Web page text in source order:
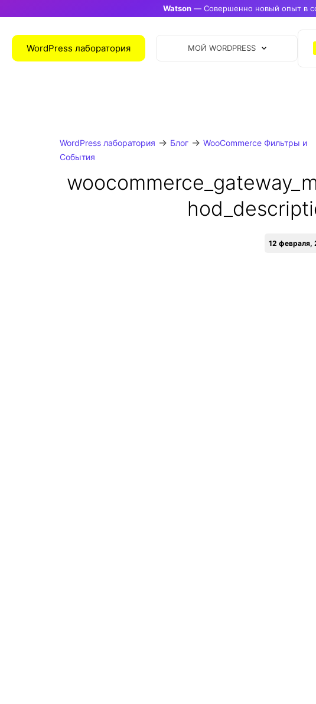
Watson — Совершенно новый опыт в
WordPress лаборатория МОЙ WORDPRESS
WordPress лаборатория → Блог→ WooCommerce Фильтры и
События
12 февраля,